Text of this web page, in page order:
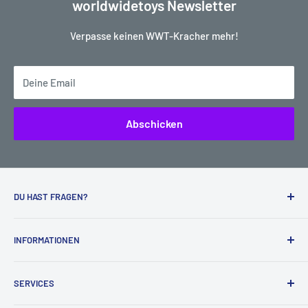
worldwidetoys Newsletter
Verpasse keinen WWT-Kracher mehr!
Deine Email
Abschicken
DU HAST FRAGEN?
INFORMATIONEN
Impressum
SERVICES